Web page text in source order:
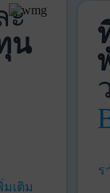
ะ
น
มเติม
ร